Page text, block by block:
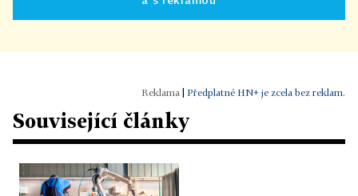
Předplatné HN+ je zcela bez reklam.
Související články